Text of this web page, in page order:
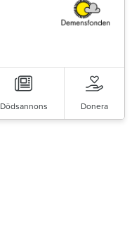
Dödsannons Donera